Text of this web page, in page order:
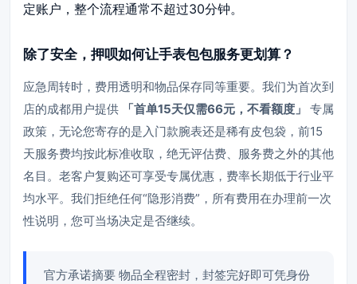
定账户，整个流程通常不超过30分钟。
除了安全，押呗如何让手表包包服务更划算？
应急周转时，费用透明和物品保存同等重要。我们为首次到
店的成都用户提供
「首单15天仅需66元，不看额度」
专属
政策，无论您寄存的是入门款腕表还是稀有皮包袋，前15
天服务费均按此标准收取，绝无评估费、服务费之外的其他
名目。老客户复购还可享受专属优惠，费率长期低于行业平
均水平。我们拒绝任何“隐形消费”，所有费用在办理前一次
性说明，您可当场决定是否继续。
官方承诺摘要 物品全程密封，封签完好即可凭身份